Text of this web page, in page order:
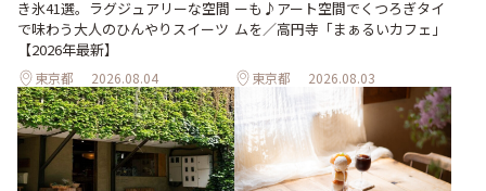
き氷41選。ラグジュアリーな空間
で味わう大人のひんやりスイーツ
【2026年最新】
東京都 2026.08.04
ーも♪アート空間でくつろぎタイ
ムを／高円寺「まぁるいカフェ」
東京都 2026.08.03